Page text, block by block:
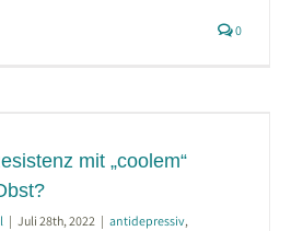
0
mit „coolem“
| Juli 28th, 2022 | antidepressiv,